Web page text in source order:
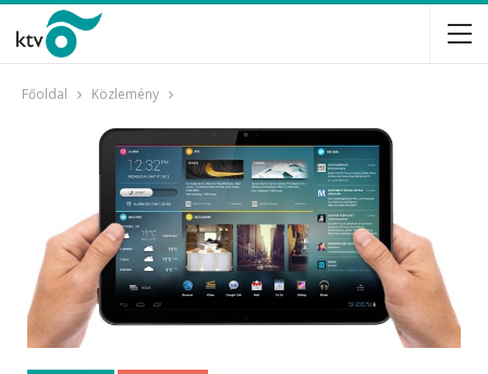
Főoldal Közlemény